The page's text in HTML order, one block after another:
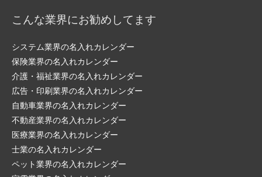
こんな業界にお勧めしてます
システム業界の名入れカレンダー
保険業界の名入れカレンダー
介護・福祉業界の名入れカレンダー
広告・印刷業界の名入れカレンダー
自動車業界の名入れカレンダー
不動産業界の名入れカレンダー
医療業界の名入れカレンダー
士業の名入れカレンダー
ペット業界の名入れカレンダー